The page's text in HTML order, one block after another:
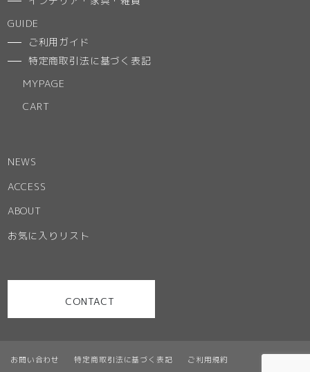
お問い合わせ 特定商取引法に基づく表記 ご利用規約
GUIDE
ご利用ガイド
特定商取引法に基づく表記
MYPAGE
CART
NEWS
ACCESS
ABOUT
お気に入りリスト
CONTACT